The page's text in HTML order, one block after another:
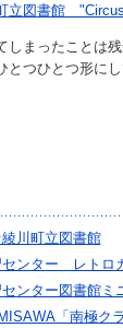
立図書館
しまったことは
とつひとつ形に
川町立図書館
センター レトロ
ンター図書館ミ
「南極ク